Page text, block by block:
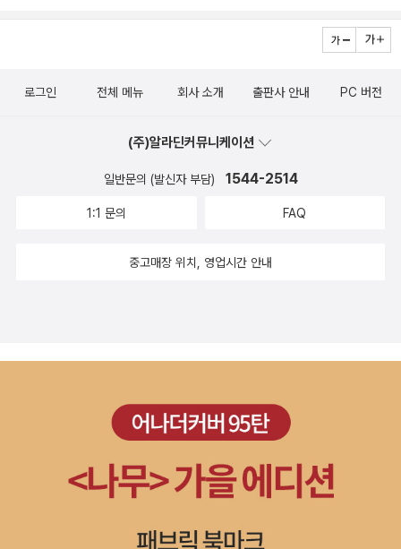
로그인 전체 메뉴 회사 소개 출판사 안내 PC 버전
(주)알라딘커뮤니케이션
일반문의 (발신자 부담) 1544-2514
1:1 문의 FAQ
중고매장 위치, 영업시간 안내